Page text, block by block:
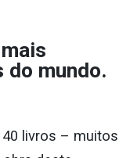
mundo.
livros – muitos